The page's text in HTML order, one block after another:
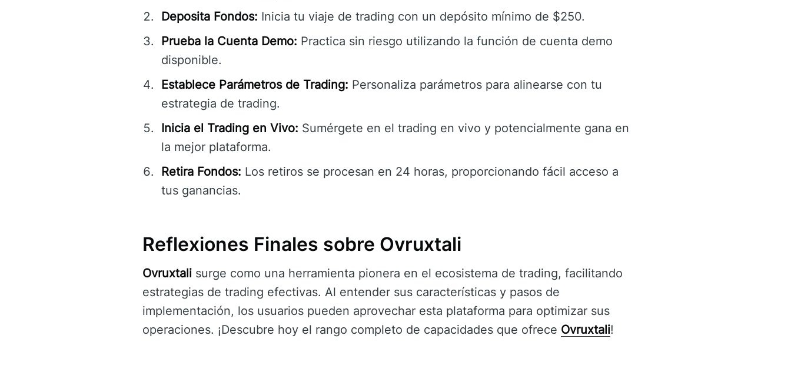
Deposita Fondos: Inicia tu viaje de trading con un depósito mínimo de $250.
Prueba la Cuenta Demo: Practica sin riesgo utilizando la función de cuenta demo
disponible.
Establece Parámetros de Trading: Personaliza parámetros para alinearse con tu
estrategia de trading.
Inicia el Trading en Vivo: Sumérgete en el trading en vivo y potencialmente gana en
la mejor plataforma.
Retira Fondos: Los retiros se procesan en 24 horas, proporcionando fácil acceso a
tus ganancias.
Reflexiones Finales sobre Ovruxtali
Ovruxtali surge como una herramienta pionera en el ecosistema de trading, facilitando
estrategias de trading efectivas. Al entender sus características y pasos de
implementación, los usuarios pueden aprovechar esta plataforma para optimizar sus
operaciones. ¡Descubre hoy el rango completo de capacidades que ofrece Ovruxtali!